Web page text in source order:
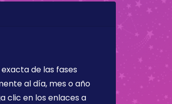
de las fases
al día, mes o año
clic en los enlaces a